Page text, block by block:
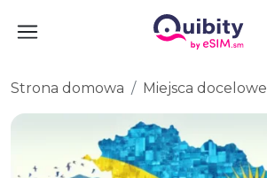
Strona domowa Miejsca docelowe